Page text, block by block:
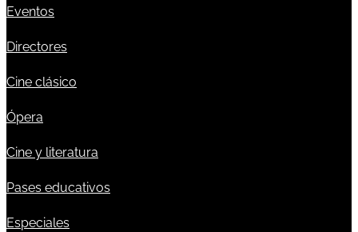
Eventos
Directores
Cine clásico
Ópera
Cine y literatura
Pases educativos
Especiales